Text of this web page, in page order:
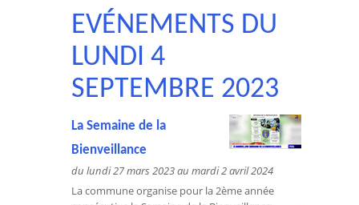
EVÉNEMENTS DU
LUNDI 4
SEPTEMBRE 2023
La Semaine de la
Bienveillance
du lundi 27 mars 2023 au mardi 2 avril 2024
La commune organise pour la 2ème année